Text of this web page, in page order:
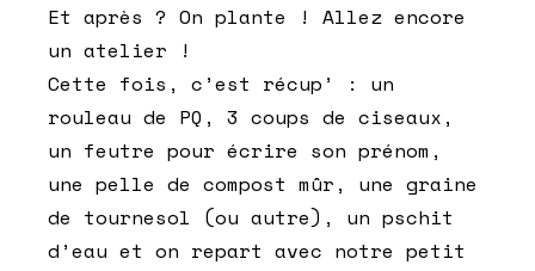
Et après ? On plante ! Allez encore
un atelier !
Cette fois, c’est récup’ : un
rouleau de PQ, 3 coups de ciseaux,
un feutre pour écrire son prénom,
une pelle de compost mûr, une graine
de tournesol (ou autre), un pschit
d’eau et on repart avec notre petit